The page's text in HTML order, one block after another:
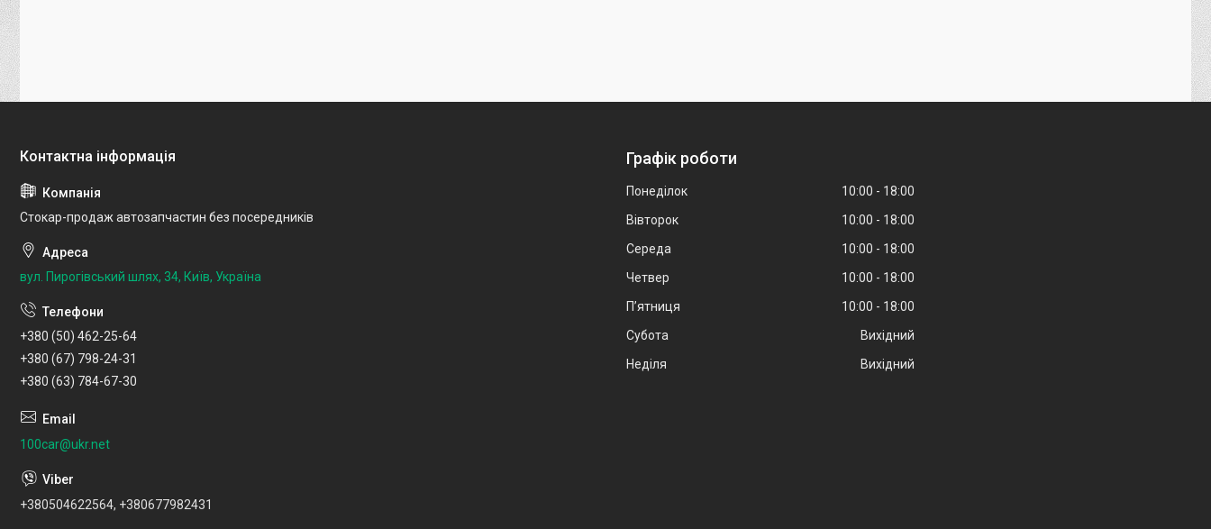
Стокар-продаж автозапчастин без посередників
вул. Пирогівський шлях, 34, Київ, Україна
+380 (50) 462-25-64
+380 (67) 798-24-31
+380 (63) 784-67-30
100car@ukr.net
+380504622564, +380677982431
Графік роботи
Понеділок 10:00
18:00
Вівторок
10:00
18:00
Середа
10:00
18:00
Четвер
10:00
18:00
Пʼятниця
10:00
18:00
Субота
Вихідний
Неділя
Вихідний